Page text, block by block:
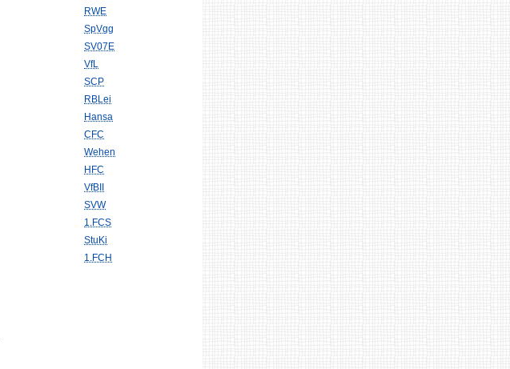
RWE
SpVgg
SV07E
VfL
SCP
RBLei
Hansa
CFC
Wehen
HFC
VfBII
SVW
1.FCS
StuKi
1.FCH